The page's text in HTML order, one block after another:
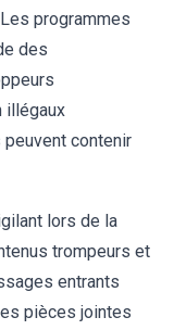
programmes
des
illégaux
contenir
lors de la
trompeurs et
entrants
pièces jointes